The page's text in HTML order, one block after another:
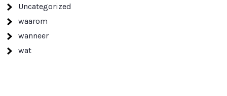
Uncategorized
waarom
wanneer
wat